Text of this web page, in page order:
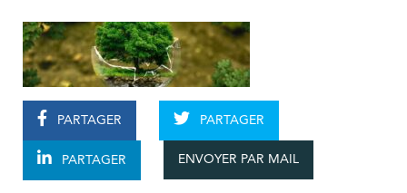
PARTAGER PARTAGER
PARTAGER ENVOYER PAR MAIL